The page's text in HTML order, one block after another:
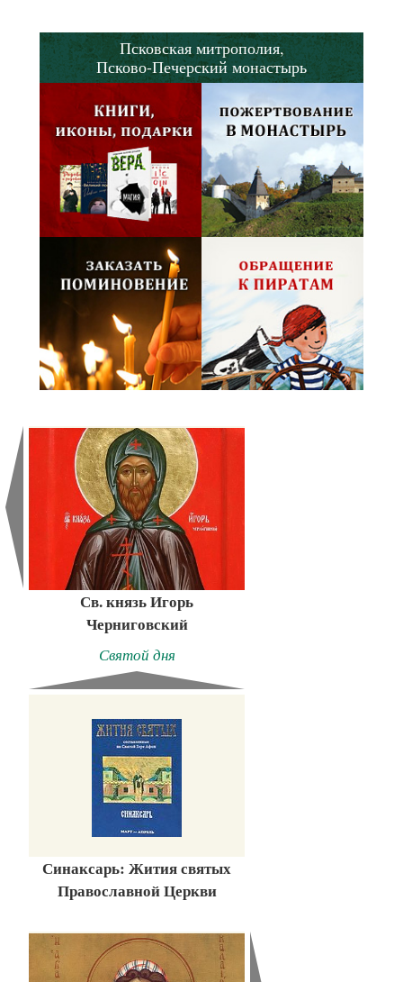
Псковская митрополия,
Псково-Печерский монастырь
Св. князь Игорь
Черниговский
Святой дня
Синаксарь: Жития святых
Православной Церкви